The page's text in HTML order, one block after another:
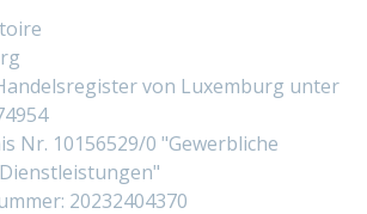
von Luxemburg unter
Nr. 10156529/0 "Gewerbliche
20232404370